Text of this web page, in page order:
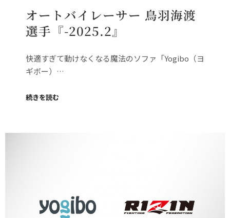
オートバイレーサー 鳥羽海渡
選手『-2025.2』
快適すぎて動けなくなる魔法のソファ「Yogibo（ヨ
ギボー）…
続きを読む